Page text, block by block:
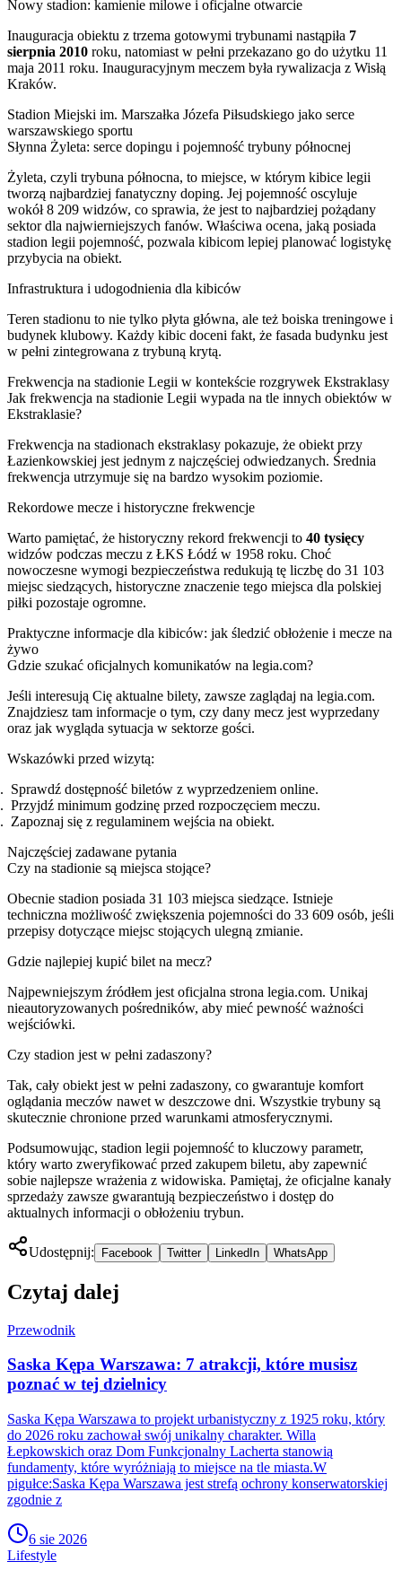
Nowy stadion: kamienie milowe i oficjalne otwarcie
Inauguracja obiektu z trzema gotowymi trybunami nastąpiła 7
sierpnia 2010 roku, natomiast w pełni przekazano go do użytku 11
maja 2011 roku. Inauguracyjnym meczem była rywalizacja z Wisłą
Kraków.
Stadion Miejski im. Marszałka Józefa Piłsudskiego jako serce
warszawskiego sportu
Słynna Żyleta: serce dopingu i pojemność trybuny północnej
Żyleta, czyli trybuna północna, to miejsce, w którym kibice legii
tworzą najbardziej fanatyczny doping. Jej pojemność oscyluje
wokół 8 209 widzów, co sprawia, że jest to najbardziej pożądany
sektor dla najwierniejszych fanów. Właściwa ocena, jaką posiada
stadion legii pojemność, pozwala kibicom lepiej planować logistykę
przybycia na obiekt.
Infrastruktura i udogodnienia dla kibiców
Teren stadionu to nie tylko płyta główna, ale też boiska treningowe i
budynek klubowy. Każdy kibic doceni fakt, że fasada budynku jest
w pełni zintegrowana z trybuną krytą.
Frekwencja na stadionie Legii w kontekście rozgrywek Ekstraklasy
Jak frekwencja na stadionie Legii wypada na tle innych obiektów w
Ekstraklasie?
Frekwencja na stadionach ekstraklasy pokazuje, że obiekt przy
Łazienkowskiej jest jednym z najczęściej odwiedzanych. Średnia
frekwencja utrzymuje się na bardzo wysokim poziomie.
Rekordowe mecze i historyczne frekwencje
Warto pamiętać, że historyczny rekord frekwencji to 40 tysięcy
widzów podczas meczu z ŁKS Łódź w 1958 roku. Choć
nowoczesne wymogi bezpieczeństwa redukują tę liczbę do 31 103
miejsc siedzących, historyczne znaczenie tego miejsca dla polskiej
piłki pozostaje ogromne.
Praktyczne informacje dla kibiców: jak śledzić obłożenie i mecze na
żywo
Gdzie szukać oficjalnych komunikatów na legia.com?
Jeśli interesują Cię aktualne bilety, zawsze zaglądaj na legia.com.
Znajdziesz tam informacje o tym, czy dany mecz jest wyprzedany
oraz jak wygląda sytuacja w sektorze gości.
Wskazówki przed wizytą:
Sprawdź dostępność biletów z wyprzedzeniem online.
Przyjdź minimum godzinę przed rozpoczęciem meczu.
Zapoznaj się z regulaminem wejścia na obiekt.
Najczęściej zadawane pytania
Czy na stadionie są miejsca stojące?
Obecnie stadion posiada 31 103 miejsca siedzące. Istnieje
techniczna możliwość zwiększenia pojemności do 33 609 osób, jeśli
przepisy dotyczące miejsc stojących ulegną zmianie.
Gdzie najlepiej kupić bilet na mecz?
Najpewniejszym źródłem jest oficjalna strona legia.com. Unikaj
nieautoryzowanych pośredników, aby mieć pewność ważności
wejściówki.
Czy stadion jest w pełni zadaszony?
Tak, cały obiekt jest w pełni zadaszony, co gwarantuje komfort
oglądania meczów nawet w deszczowe dni. Wszystkie trybuny są
skutecznie chronione przed warunkami atmosferycznymi.
Podsumowując, stadion legii pojemność to kluczowy parametr,
który warto zweryfikować przed zakupem biletu, aby zapewnić
sobie najlepsze wrażenia z widowiska. Pamiętaj, że oficjalne kanały
sprzedaży zawsze gwarantują bezpieczeństwo i dostęp do
aktualnych informacji o obłożeniu trybun.
Udostępnij: Facebook Twitter LinkedIn WhatsApp
Czytaj dalej
Przewodnik
Saska Kępa Warszawa: 7 atrakcji, które musisz
poznać w tej dzielnicy
Saska Kępa Warszawa to projekt urbanistyczny z 1925 roku, który
do 2026 roku zachował swój unikalny charakter. Willa
Łepkowskich oraz Dom Funkcjonalny Lacherta stanowią
fundamenty, które wyróżniają to miejsce na tle miasta.W
pigułce:Saska Kępa Warszawa jest strefą ochrony konserwatorskiej
zgodnie z
6 sie 2026
Lifestyle